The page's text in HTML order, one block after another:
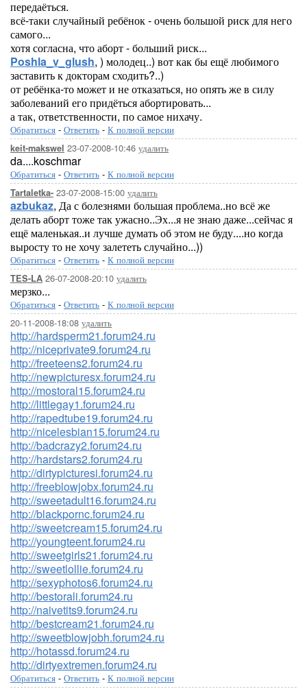
передаёться.
всё-таки случайный ребёнок - очень большой риск для него
самого...
хотя согласна, что аборт - больший риск...
Poshla_v_glush, ) молодец..) вот как бы ещё любимого
заставить к докторам сходить?..)
от ребёнка-то может и не отказаться, но опять же в силу
заболеваний его придёться абортировать...
а так, ответственности, по самое нихачу.
Обратиться - Ответить - К полной версии
keit-makswel 23-07-2008-10:46 удалить
da....koschmar
Обратиться - Ответить - К полной версии
Tartaletka- 23-07-2008-15:00 удалить
azbukaz, Да с болезнями большая проблема..но всё же
делать аборт тоже так ужасно..Эх...я не знаю даже...сейчас я
ещё маленькая..и лучше думать об этом не буду....но когда
выросту то не хочу залететь случайно...))
Обратиться - Ответить - К полной версии
TES-LA 26-07-2008-20:10 удалить
мерзко...
Обратиться - Ответить - К полной версии
20-11-2008-18:08 удалить
http://hardsperm21.forum24.ru
http://niceprivate9.forum24.ru
http://freeteens2.forum24.ru
http://newpicturesx.forum24.ru
http://mostoral15.forum24.ru
http://littlegay1.forum24.ru
http://rapedtube19.forum24.ru
http://nicelesbian15.forum24.ru
http://badcrazy2.forum24.ru
http://hardstars2.forum24.ru
http://dirtypicturesi.forum24.ru
http://freeblowjobx.forum24.ru
http://sweetadult16.forum24.ru
http://blackpornc.forum24.ru
http://sweetcream15.forum24.ru
http://youngteent.forum24.ru
http://sweetgirls21.forum24.ru
http://sweetlollie.forum24.ru
http://sexyphotos6.forum24.ru
http://bestorali.forum24.ru
http://naivetits9.forum24.ru
http://bestcream21.forum24.ru
http://sweetblowjobh.forum24.ru
http://hotassd.forum24.ru
http://dirtyextremen.forum24.ru
Обратиться - Ответить - К полной версии